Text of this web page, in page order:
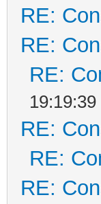
RE:
RE:
RE:
19:19:39
RE:
RE:
RE: